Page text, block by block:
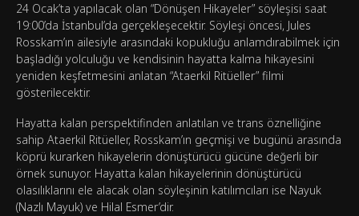
24 Ocak’ta yapılacak olan “Dönüşen Hikayeler” söyleşisi saat
19:00’da İstanbul’da gerçekleşecektir. Söyleşi öncesi, Jules
Rosskam’ın ailesiyle arasındaki kopukluğu anlamdırabilmek için
başladığı yolculuğu ve kendisinin hayatta kalma hikayesini
yeniden keşfetmesini anlatan “Ataerkil Ritüeller” filmi
gösterilecektir.
Hayatta kalan perspektifinden anlatılan ve trans öznelliğine
sahip Ataerkil Ritüeller, Rosskam’ın geçmişi ve bugünü arasında
köprü kurarken hikayelerin dönüştürücü gücüne değerli bir
örnek sunuyor. Hayatta kalan hikayelerinin dönüştürücü
olasılıklarını ele alacak olan söyleşinin katılımcıları ise Nayuk
(Nazlı Mayuk) ve Hilal Esmer’dir.